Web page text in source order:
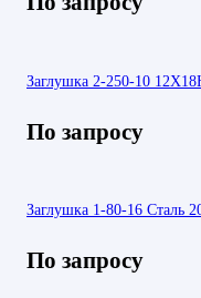
Заглушка 2-250-10
По запросу
Заглушка 1-80-16 Сталь
По запросу